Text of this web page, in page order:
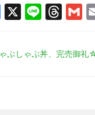
Facebook
X Line
ぶしゃぶ丼、完売御礼